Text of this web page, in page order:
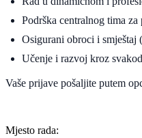
Podrška centralnog tima
Osigurani obroci i smještaj
Učenje i razvoj kroz
Vaše prijave pošaljite putem
Mjesto rada: